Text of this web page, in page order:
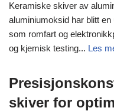
Keramiske skiver av
aluminiumoksid har blitt
som romfart og
og kjemisk testing... Les
skiver for